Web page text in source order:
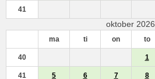
41
oktober 2026
ma ti on to
40 1
41 5 6 7 8